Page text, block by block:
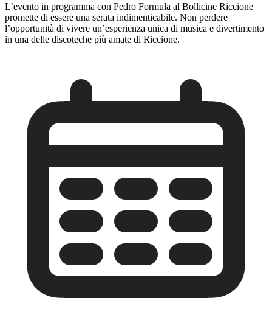
L’evento in programma con Pedro Formula al Bollicine Riccione
promette di essere una serata indimenticabile. Non perdere
l’opportunità di vivere un’esperienza unica di musica e divertimento
in una delle discoteche più amate di Riccione.